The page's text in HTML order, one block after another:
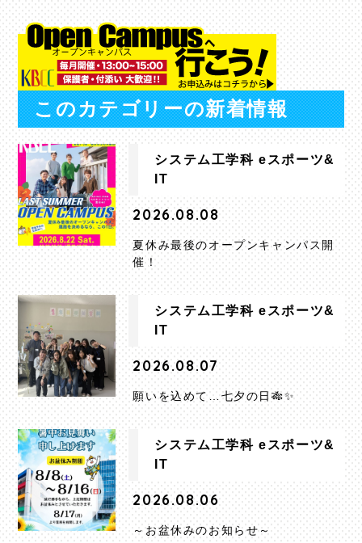
このカテゴリーの新着情報
システム工学科 eスポーツ&
IT
2026.08.08
夏休み最後のオープンキャンパス開
催！
システム工学科 eスポーツ&
IT
2026.08.07
願いを込めて…七夕の日🎋✨
システム工学科 eスポーツ&
IT
2026.08.06
～お盆休みのお知らせ～